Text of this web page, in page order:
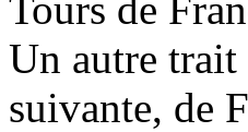
Un autre trait
suivante, de